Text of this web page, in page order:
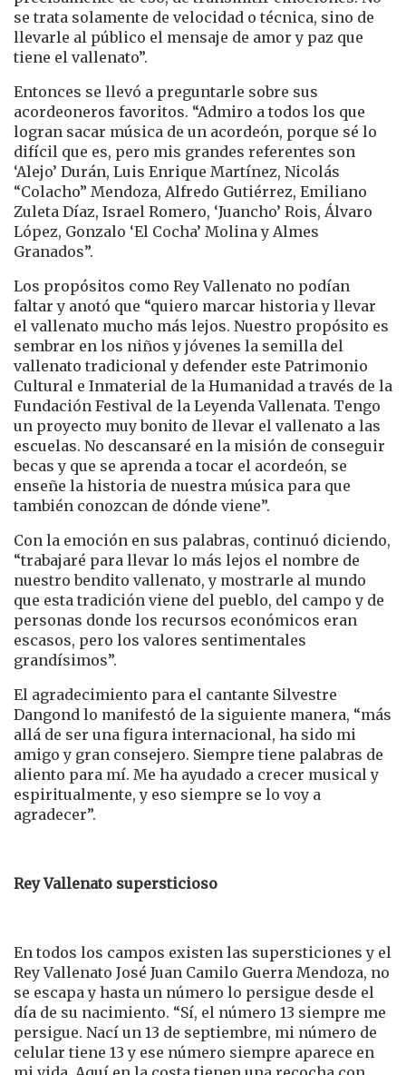
se trata solamente de velocidad o técnica, sino de
llevarle al público el mensaje de amor y paz que
tiene el vallenato”.
Entonces se llevó a preguntarle sobre sus
acordeoneros favoritos. “Admiro a todos los que
logran sacar música de un acordeón, porque sé lo
difícil que es, pero mis grandes referentes son
‘Alejo’ Durán, Luis Enrique Martínez, Nicolás
“Colacho” Mendoza, Alfredo Gutiérrez, Emiliano
Zuleta Díaz, Israel Romero, ‘Juancho’ Rois, Álvaro
López, Gonzalo ‘El Cocha’ Molina y Almes
Granados”.
Los propósitos como Rey Vallenato no podían
faltar y anotó que “quiero marcar historia y llevar
el vallenato mucho más lejos. Nuestro propósito es
sembrar en los niños y jóvenes la semilla del
vallenato tradicional y defender este Patrimonio
Cultural e Inmaterial de la Humanidad a través de la
Fundación Festival de la Leyenda Vallenata. Tengo
un proyecto muy bonito de llevar el vallenato a las
escuelas. No descansaré en la misión de conseguir
becas y que se aprenda a tocar el acordeón, se
enseñe la historia de nuestra música para que
también conozcan de dónde viene”.
Con la emoción en sus palabras, continuó diciendo,
“trabajaré para llevar lo más lejos el nombre de
nuestro bendito vallenato, y mostrarle al mundo
que esta tradición viene del pueblo, del campo y de
personas donde los recursos económicos eran
escasos, pero los valores sentimentales
grandísimos”.
El agradecimiento para el cantante Silvestre
Dangond lo manifestó de la siguiente manera, “más
allá de ser una figura internacional, ha sido mi
amigo y gran consejero. Siempre tiene palabras de
aliento para mí. Me ha ayudado a crecer musical y
espiritualmente, y eso siempre se lo voy a
agradecer”.
Rey Vallenato supersticioso
En todos los campos existen las supersticiones y el
Rey Vallenato José Juan Camilo Guerra Mendoza, no
se escapa y hasta un número lo persigue desde el
día de su nacimiento. “Sí, el número 13 siempre me
persigue. Nací un 13 de septiembre, mi número de
celular tiene 13 y ese número siempre aparece en